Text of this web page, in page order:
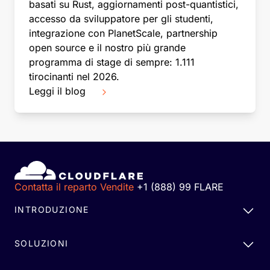
basati su Rust, aggiornamenti post-quantistici,
accesso da sviluppatore per gli studenti,
integrazione con PlanetScale, partnership
open source e il nostro più grande
programma di stage di sempre: 1.111
tirocinanti nel 2026.
Leggi il blog
Contatta il reparto Vendite +1 (888) 99 FLARE
INTRODUZIONE
SOLUZIONI